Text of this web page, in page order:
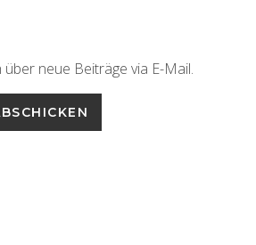
neue Beiträge via E-Mail.